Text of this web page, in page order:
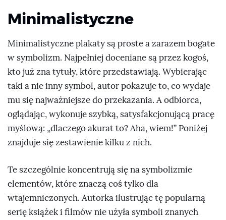
Minimalistyczne
Minimalistyczne plakaty są proste a zarazem bogate
w symbolizm. Najpełniej doceniane są przez kogoś,
kto już zna tytuły, które przedstawiają. Wybierając
taki a nie inny symbol, autor pokazuje to, co wydaje
mu się najważniejsze do przekazania. A odbiorca,
oglądając, wykonuje szybką, satysfakcjonującą pracę
myślową: dlaczego akurat to? Aha, wiem! Poniżej
znajduje się zestawienie kilku z nich.
Te szczególnie koncentrują się na symbolizmie
elementów, które znaczą coś tylko dla
wtajemniczonych. Autorka ilustrując tę popularną
serię książek i filmów nie użyła symboli znanych